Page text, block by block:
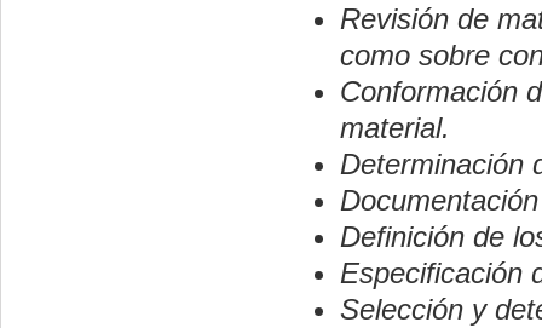
Revisión de
como sobre
Conformación
material.
Determinación
Documentación
Definición de
Especificación
Selección y